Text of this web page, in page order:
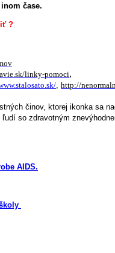
čase.
?
linky-pomoci,
http://
činov, ktorej ikonka sa
so zdravotným
AIDS.